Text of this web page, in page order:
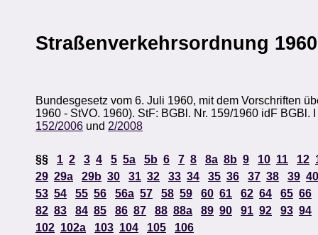
Straßenverkehrsordnung 1960
Bundesgesetz vom 6. Juli 1960, mit dem Vorschriften
1960 - StVO. 1960). StF: BGBl. Nr. 159/1960 idF BGBl.
152/2006 und 2/2008
§§ 1 2 3 4 5 5a 5b 6 7 8 8a 8b 9 10 11 12
29 29a 29b 30 31 32 33 34 35 36 37 38 39 40
53 54 55 56 56a 57 58 59 60 61 62 64 65 66
82 83 84 85 86 87 88 88a 89 90 91 92 93 94
102 102a 103 104 105 106